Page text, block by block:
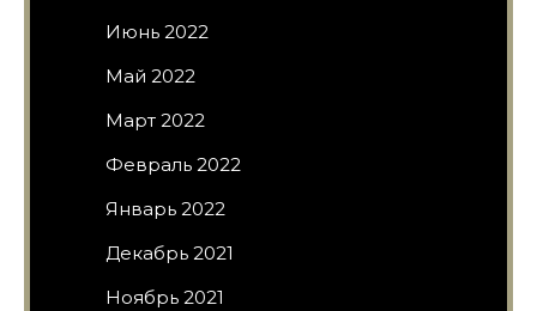
Июнь 2022
Май 2022
Март 2022
Февраль 2022
Январь 2022
Декабрь 2021
Ноябрь 2021